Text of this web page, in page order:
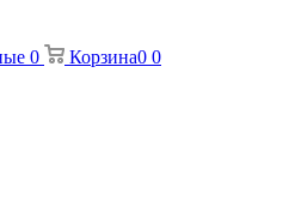
0 Корзина0 0